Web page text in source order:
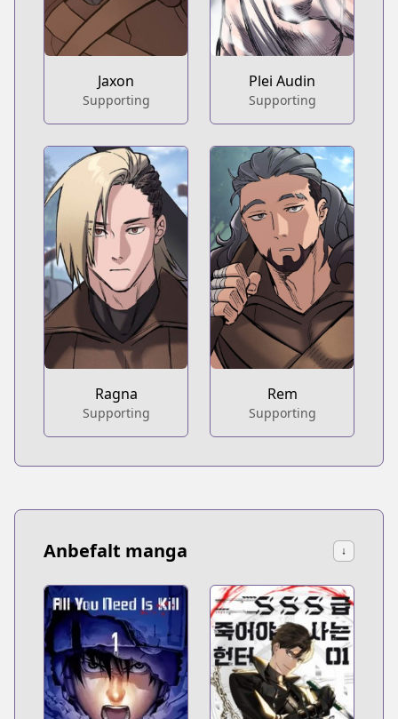
Jaxon
Supporting
Plei Audin
Supporting
Ragna
Supporting
Rem
Supporting
Anbefalt manga ↓